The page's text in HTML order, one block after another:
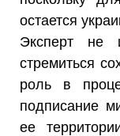
остается
Эксперт не
стремиться
роль в
подписание
ее